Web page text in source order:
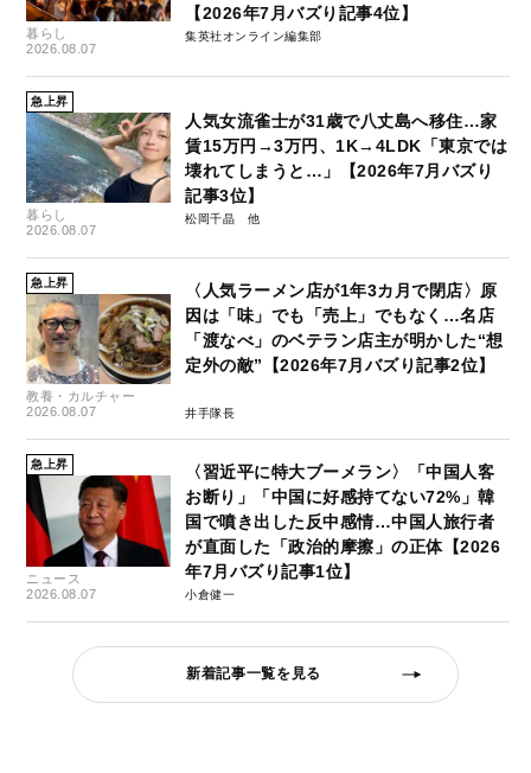
暮らし
2026.08.07
【2026年7月バズり記事4位】
集英社オンライン編集部
急上昇
暮らし
2026.08.07
人気女流雀士が31歳で八丈島へ移住…家
賃15万円→3万円、1K→4LDK「東京では
壊れてしまうと…」【2026年7月バズり
記事3位】
松岡千晶
急上昇
教養・カルチャー
2026.08.07
〈人気ラーメン店が1年3カ月で閉店〉原
因は「味」でも「売上」でもなく…名店
「渡なべ」のベテラン店主が明かした“想
定外の敵”【2026年7月バズり記事2位】
井手隊長
急上昇
ニュース
2026.08.07
〈習近平に特大ブーメラン〉「中国人客
お断り」「中国に好感持てない72%」韓
国で噴き出した反中感情…中国人旅行者
が直面した「政治的摩擦」の正体【2026
年7月バズり記事1位】
小倉健一
新着記事一覧を見る